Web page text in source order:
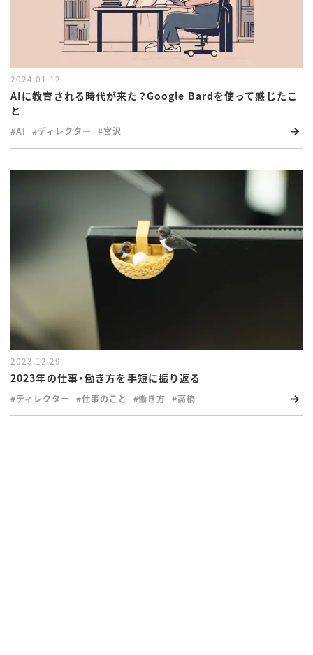
2024.01.12
AIに教育される時代が来た？Google Bardを使って感じたこ
と
#AI #ディレクター #宮沢
2023.12.29
2023年の仕事・働き方を手短に振り返る
#ディレクター #仕事のこと #働き方 #高橋